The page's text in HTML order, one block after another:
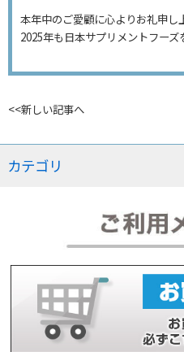
本年中のご愛顧に心よりお礼申し
2025年も日本サプリメントフーズ
<<新しい記事へ
カテゴリ